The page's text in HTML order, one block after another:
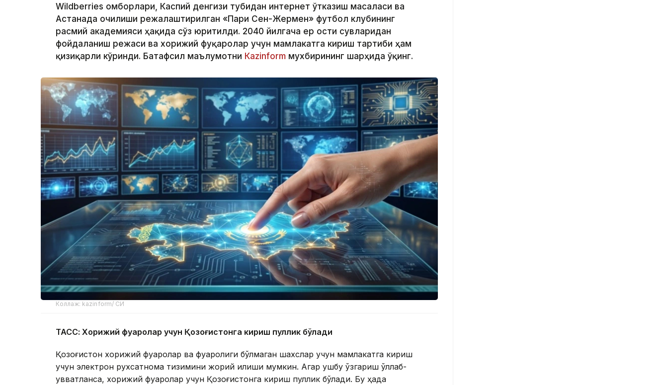
Wildberries омборлари, Каспий денгизи тубидан интернет ўтказиш масаласи ва
Астанада очилиши режалаштирилган «Пари Сен-Жермен» футбол клубининг
расмий академияси ҳақида сўз юритилди. 2040 йилгача ер ости сувларидан
фойдаланиш режаси ва хорижий фуқаролар учун мамлакатга кириш тартиби ҳам
қизиқарли кўринди. Батафсил маълумотни Кazinform мухбирининг шарҳида ўқинг.
Коллаж: kazinform/ СИ
ТАСС: Хорижий фуқаролар учун Қозоғистонга кириш пуллик бўлади
Қозоғистон хорижий фуқаролар ва фуқаролиги бўлмаган шахслар учун мамлакатга кириш
учун электрон рухсатнома тизимини жорий қилиши мумкин. Агар ушбу ўзгариш қўллаб-
қувватланса, хорижий фуқаролар учун Қозоғистонга кириш пуллик бўлади. Бу ҳақда